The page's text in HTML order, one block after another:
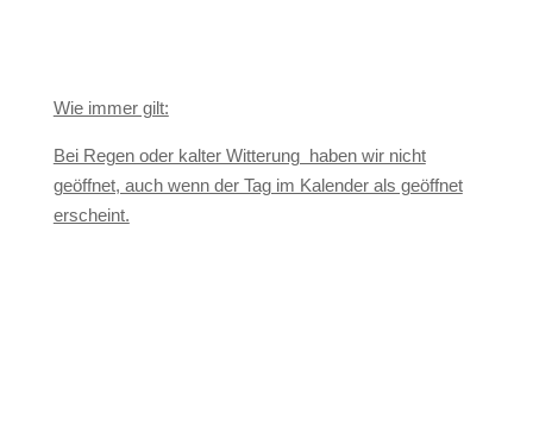
Wie immer gilt:
Bei Regen oder kalter Witterung haben wir nicht
geöffnet, auch wenn der Tag im Kalender als geöffnet
erscheint.